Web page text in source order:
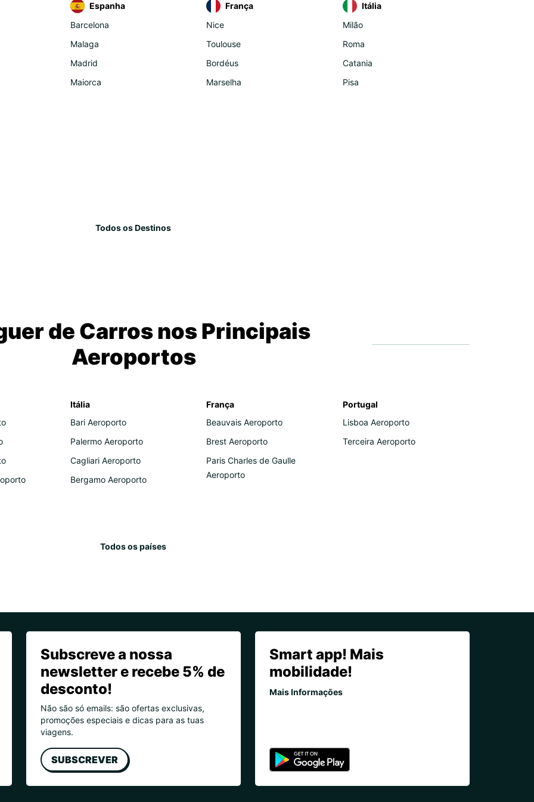
Espanha
Barcelona
Malaga
Madrid
Maiorca
França
Nice
Toulouse
Bordéus
Marselha
Itália
Milão
Roma
Catania
Pisa
Todos os Destinos
de Carros nos Principais
Aeroportos
Itália
Bari Aeroporto
Palermo Aeroporto
Cagliari Aeroporto
Bergamo Aeroporto
França
Beauvais Aeroporto
Brest Aeroporto
Paris Charles de Gaulle
Aeroporto
Portugal
Lisboa Aeroporto
Terceira Aeroporto
Todos os países
Subscreve a nossa
newsletter e recebe 5% de
desconto!
Não são só emails: são ofertas exclusivas,
promoções especiais e dicas para as tuas
viagens.
SUBSCREVER
Smart app! Mais
mobilidade!
Mais Informações